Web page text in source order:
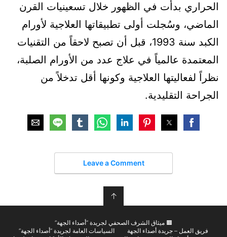
الحراري بدأت في الظهور خلال تسعينيات القرن
الماضي، وسُجلت أولى تطبيقاتها العلاجية لأورام
الكبد سنة 1993، قبل أن تصبح لاحقاً من التقنيات
المعتمدة عالمياً في علاج عدد من الأورام الصلبة،
نظراً لفعاليتها العلاجية وكونها أقل تدخلاً من
الجراحة التقليدية.
Leave a Comment
↑
🟫 ميثاق الشرف الصحفي لجريدة “أصداء الجهة”
فريق العمل – جريدة أصداء الجهة
السياسات العامة لجريدة “أصداء الجهة”